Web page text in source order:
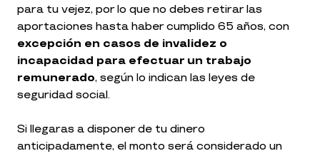
para tu vejez, por lo que no debes retirar las
aportaciones hasta haber cumplido 65 años, con
excepción en casos de invalidez o
incapacidad para efectuar un trabajo
remunerado, según lo indican las leyes de
seguridad social.
Si llegaras a disponer de tu dinero
anticipadamente, el monto será considerado un